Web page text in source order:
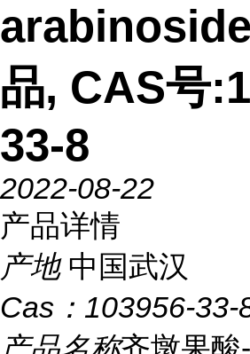
品, CAS号
33-8
2022-08-22
产品详情
产地 中国武汉
Cas： 103956-33-